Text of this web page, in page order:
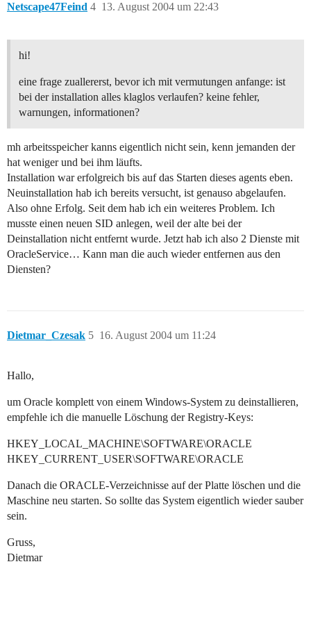
Netscape47Feind 13. August 2004 um 22:43
4
hi!
eine frage zuallererst, bevor ich mit vermutungen anfange: ist
bei der installation alles klaglos verlaufen? keine fehler,
warnungen, informationen?
mh arbeitsspeicher kanns eigentlich nicht sein, kenn jemanden der
hat weniger und bei ihm läufts.
Installation war erfolgreich bis auf das Starten dieses agents eben.
Neuinstallation hab ich bereits versucht, ist genauso abgelaufen.
Also ohne Erfolg. Seit dem hab ich ein weiteres Problem. Ich
musste einen neuen SID anlegen, weil der alte bei der
Deinstallation nicht entfernt wurde. Jetzt hab ich also 2 Dienste mit
OracleService… Kann man die auch wieder entfernen aus den
Diensten?
Dietmar_Czesak 16. August 2004 um 11:24
5
Hallo,
um Oracle komplett von einem Windows-System zu deinstallieren,
empfehle ich die manuelle Löschung der Registry-Keys:
HKEY_LOCAL_MACHINE\SOFTWARE\ORACLE
HKEY_CURRENT_USER\SOFTWARE\ORACLE
Danach die ORACLE-Verzeichnisse auf der Platte löschen und die
Maschine neu starten. So sollte das System eigentlich wieder sauber
sein.
Gruss,
Dietmar